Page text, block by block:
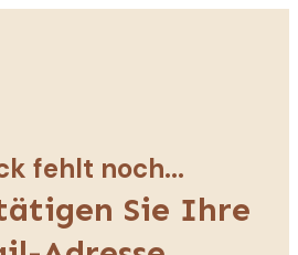
fehlt noch...
Sie Ihre